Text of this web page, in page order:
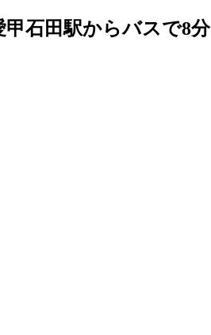
石田駅からバスで8分